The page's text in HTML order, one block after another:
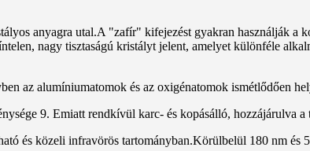
anyagra utal.A "zafír" kifejezést gyakran használják a
nagy tisztaságú kristályt jelent, amelyet különféle
az alumíniumatomok és az oxigénatomok ismétlődően
9. Emiatt rendkívül karc- és kopásálló, hozzájárulva a
és közeli infravörös tartományban.Körülbelül 180 nm és